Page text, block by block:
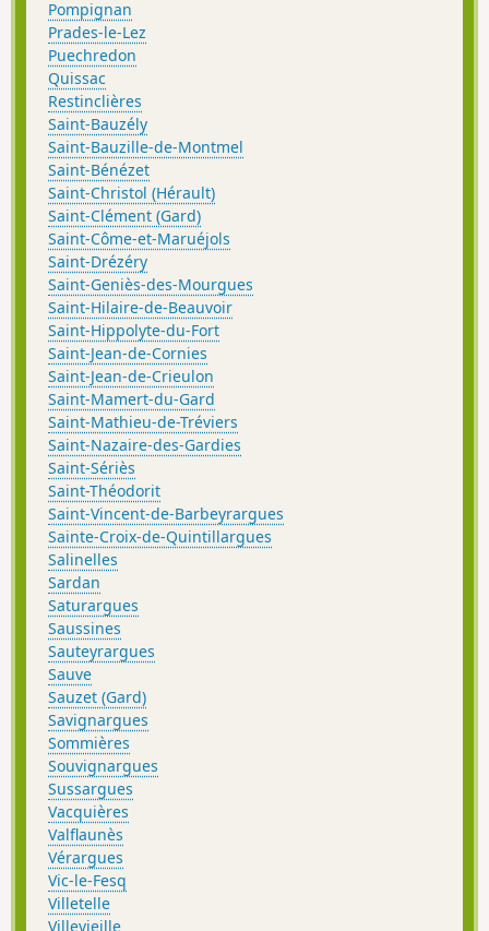
Pompignan
Prades-le-Lez
Puechredon
Quissac
Restinclières
Saint-Bauzély
Saint-Bauzille-de-Montmel
Saint-Bénézet
Saint-Christol (Hérault)
Saint-Clément (Gard)
Saint-Côme-et-Maruéjols
Saint-Drézéry
Saint-Geniès-des-Mourgues
Saint-Hilaire-de-Beauvoir
Saint-Hippolyte-du-Fort
Saint-Jean-de-Cornies
Saint-Jean-de-Crieulon
Saint-Mamert-du-Gard
Saint-Mathieu-de-Tréviers
Saint-Nazaire-des-Gardies
Saint-Sériès
Saint-Théodorit
Saint-Vincent-de-Barbeyrargues
Sainte-Croix-de-Quintillargues
Salinelles
Sardan
Saturargues
Saussines
Sauteyrargues
Sauve
Sauzet (Gard)
Savignargues
Sommières
Souvignargues
Sussargues
Vacquières
Valflaunès
Vérargues
Vic-le-Fesq
Villetelle
Villevieille